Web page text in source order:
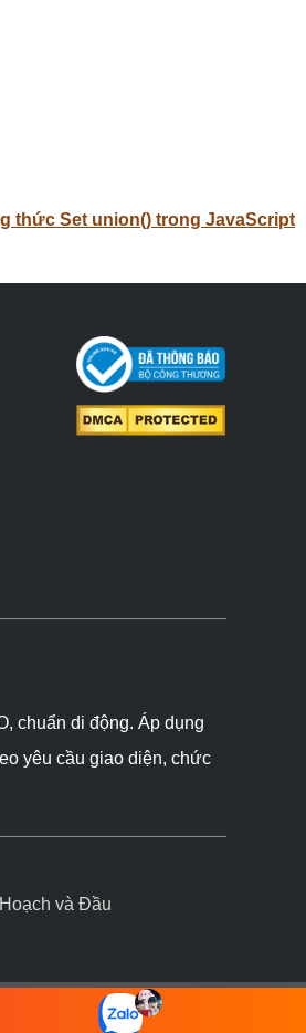
thức Set union() trong JavaScript
chuẩn di động. Áp dụng
yêu cầu giao diện, chức
và Đầu